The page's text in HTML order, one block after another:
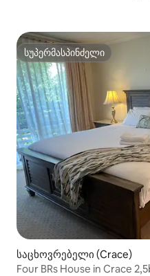
სუპერმასპინძელი
სუპერმასპინძელი
საცხოვრებელი (Crace)
Four BRs House in Crace